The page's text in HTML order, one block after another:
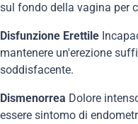
sul fondo della vagina per
Disfunzione Erettile
mantenere un'erezione
soddisfacente.
Dismenorrea Dolore
essere sintomo di